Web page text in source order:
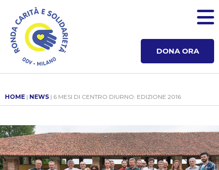
DONA ORA
HOME | NEWS | 6 MESI DI CENTRO DIURNO: EDIZIONE 2016